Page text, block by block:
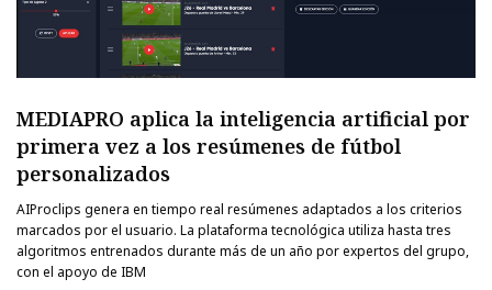
MEDIAPRO aplica la inteligencia artificial por
primera vez a los resúmenes de fútbol
personalizados
AIProclips genera en tiempo real resúmenes adaptados a los criterios
marcados por el usuario. La plataforma tecnológica utiliza hasta tres
algoritmos entrenados durante más de un año por expertos del grupo,
con el apoyo de IBM